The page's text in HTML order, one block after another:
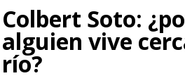
Colbert Soto:
alguien vive
río?